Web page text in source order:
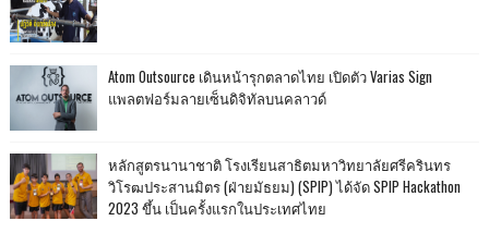
Atom Outsource เดินหน้ารุกตลาดไทย เปิดตัว Varias Sign
แพลตฟอร์มลายเซ็นดิจิทัลบนคลาวด์
หลักสูตรนานาชาติ โรงเรียนสาธิตมหาวิทยาลัยศรีครินทร
วิโรฒประสานมิตร (ฝ่ายมัธยม) (SPIP) ได้จัด SPIP Hackathon
2023 ขึ้น เป็นครั้งแรกในประเทศไทย